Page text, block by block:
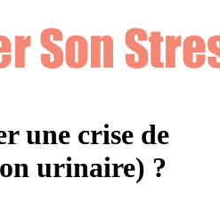
une crise de
urinaire) ?